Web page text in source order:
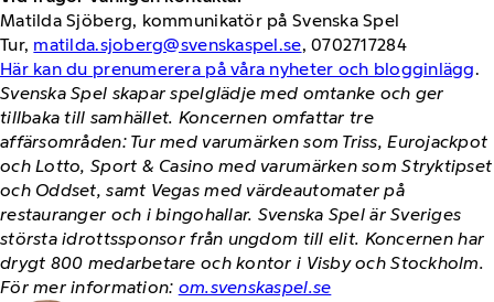
Matilda Sjöberg, kommunikatör på Svenska Spel
Tur, matilda.sjoberg@svenskaspel.se, 0702717284
Här kan du prenumerera på våra nyheter och blogginlägg.
Svenska Spel skapar spelglädje med omtanke och ger
tillbaka till samhället. Koncernen omfattar tre
affärsområden: Tur med varumärken som Triss, Eurojackpot
och Lotto, Sport & Casino med varumärken som Stryktipset
och Oddset, samt Vegas med värdeautomater på
restauranger och i bingohallar. Svenska Spel är Sveriges
största idrottssponsor från ungdom till elit. Koncernen har
drygt 800 medarbetare och kontor i Visby och Stockholm.
För mer information: om.svenskaspel.se